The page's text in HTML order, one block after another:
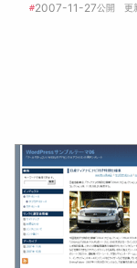
#2007-11-27公開 更